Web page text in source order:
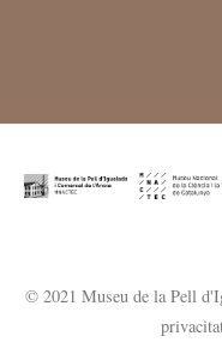
© 2021 Museu de la Pell